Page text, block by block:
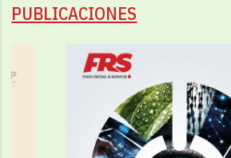
PUBLICACIONES